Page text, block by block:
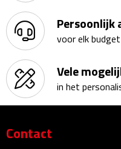
Bureaulampen
Bureau onderleggers
Bureau organizers
Bureausets
Bureau ventilatoren
Persoonlijk
voor elk budget
Vele
in het
Contact